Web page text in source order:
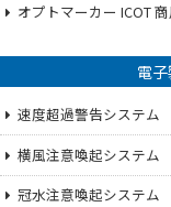
オプトマーカー ICOT
電
速度超過警告システム
横風注意喚起システム
冠水注意喚起システム